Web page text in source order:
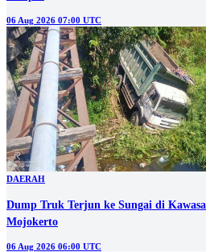
06 Aug 2026 07:00 UTC
DAERAH
Dump Truk Terjun ke Sungai di
Mojokerto
06 Aug 2026 06:00 UTC